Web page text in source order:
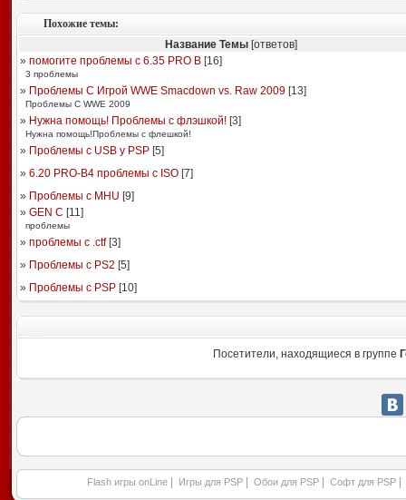
Похожие темы:
Название Темы[ответов]
» помогите проблемы с 6.35 PRO B[16]
3 проблемы
» Проблемы С Игрой WWE Smacdown vs. Raw 2009[13]
Проблемы С WWE 2009
» Нужна помощь! Проблемы с флэшкой![3]
Нужна помощь!Проблемы с флешкой!
» Проблемы с USB у PSP[5]
» 6.20 PRO-B4 проблемы с ISO[7]
» Проблемы с MHU [9]
» GEN C [11]
проблемы
» проблемы с .ctf[3]
» Проблемы с PS2 [5]
» Проблемы с PSP[10]
Посетители, находящиеся в группе
Flash игры onLine Игры для PSP Обои для PSP Софт для PSP